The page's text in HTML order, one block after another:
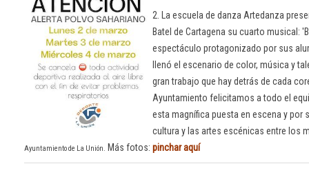
2. La escuela de danza Artedanza
Batel de Cartagena su cuarto musical:
espectáculo protagonizado por sus
llenó el escenario de color, música y
gran trabajo que hay detrás de cada
Ayuntamiento felicitamos a todo el
esta magnífica puesta en escena y por
cultura y las artes escénicas entre los
Ayuntamiento de La Unión. Más fotos: pinchar aquí